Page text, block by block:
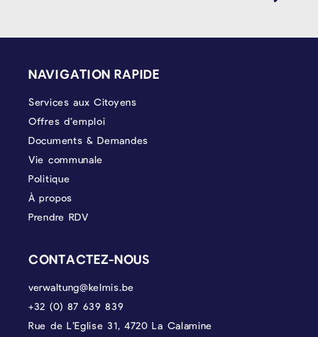
NAVIGATION RAPIDE
Services aux Citoyens
Offres d’emploi
Documents & Demandes
Vie communale
Politique
À propos
Prendre RDV
CONTACTEZ-NOUS
verwaltung@kelmis.be
+32 (0) 87 639 839
Rue de L’Eglise 31, 4720 La Calamine